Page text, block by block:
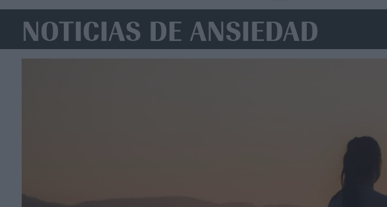
NOTICIAS DE ANSIEDAD